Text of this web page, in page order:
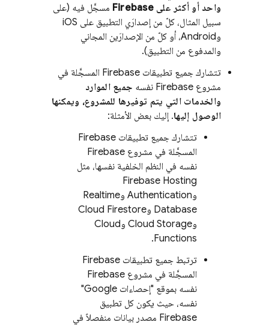
واحد أو أكثر على Firebase
مسجَّل فيه (على
سبيل المثال، كلّ من إصدارَي التطبيق على iOS
وAndroid، أو كلّ من الإصدارَين المجاني
والمدفوع من التطبيق).
تتشارك جميع تطبيقات Firebase المسجَّلة في
مشروع Firebase نفسه
جميع الموارد
والخدمات التي يتم توفيرها للمشروع، ويمكنها
الوصول إليها. إليك بعض الأمثلة:
تتشارك جميع تطبيقات Firebase
المسجَّلة في مشروع Firebase
نفسه في النظم الخلفية نفسها، مثل
Firebase Hosting
وAuthentication وRealtime
Database وCloud Firestore
وCloud Storage وCloud
Functions
.
ترتبط جميع تطبيقات Firebase
المسجَّلة في مشروع Firebase
نفسه بموقع "إحصاءات Google"
نفسه، حيث يكون كل تطبيق
Firebase مصدر بيانات منفصلاً في